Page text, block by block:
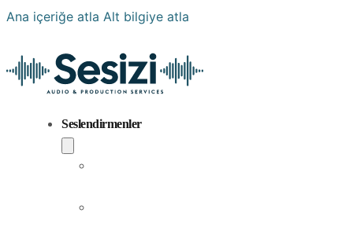
Ana içeriğe atla Alt bilgiye atla
Seslendirmenler